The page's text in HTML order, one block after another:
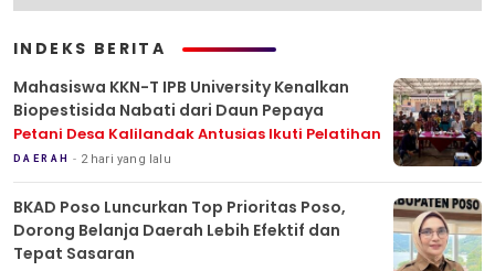
INDEKS BERITA
Mahasiswa KKN-T IPB University Kenalkan
Biopestisida Nabati dari Daun Pepaya
Petani Desa Kalilandak Antusias Ikuti Pelatihan
DAERAH 2 hari yang lalu
BKAD Poso Luncurkan Top Prioritas Poso,
Dorong Belanja Daerah Lebih Efektif dan
Tepat Sasaran